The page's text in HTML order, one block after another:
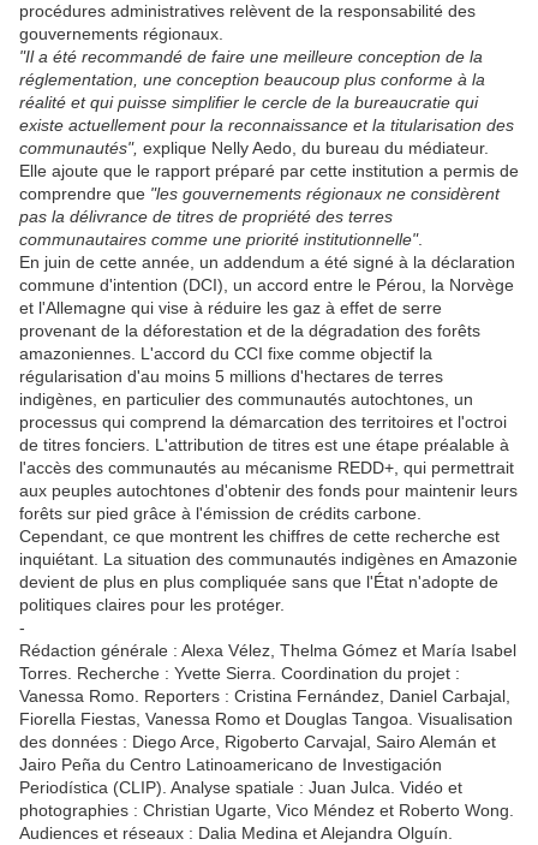
procédures administratives relèvent de la responsabilité des
gouvernements régionaux.
"Il a été recommandé de faire une meilleure conception de la
réglementation, une conception beaucoup plus conforme à la
réalité et qui puisse simplifier le cercle de la bureaucratie qui
existe actuellement pour la reconnaissance et la titularisation des
communautés", explique Nelly Aedo, du bureau du médiateur.
Elle ajoute que le rapport préparé par cette institution a permis de
comprendre que "les gouvernements régionaux ne considèrent
pas la délivrance de titres de propriété des terres
communautaires comme une priorité institutionnelle".
En juin de cette année, un addendum a été signé à la déclaration
commune d'intention (DCI), un accord entre le Pérou, la Norvège
et l'Allemagne qui vise à réduire les gaz à effet de serre
provenant de la déforestation et de la dégradation des forêts
amazoniennes. L'accord du CCI fixe comme objectif la
régularisation d'au moins 5 millions d'hectares de terres
indigènes, en particulier des communautés autochtones, un
processus qui comprend la démarcation des territoires et l'octroi
de titres fonciers. L'attribution de titres est une étape préalable à
l'accès des communautés au mécanisme REDD+, qui permettrait
aux peuples autochtones d'obtenir des fonds pour maintenir leurs
forêts sur pied grâce à l'émission de crédits carbone.
Cependant, ce que montrent les chiffres de cette recherche est
inquiétant. La situation des communautés indigènes en Amazonie
devient de plus en plus compliquée sans que l'État n'adopte de
politiques claires pour les protéger.
-
Rédaction générale : Alexa Vélez, Thelma Gómez et María Isabel
Torres. Recherche : Yvette Sierra. Coordination du projet :
Vanessa Romo. Reporters : Cristina Fernández, Daniel Carbajal,
Fiorella Fiestas, Vanessa Romo et Douglas Tangoa. Visualisation
des données : Diego Arce, Rigoberto Carvajal, Sairo Alemán et
Jairo Peña du Centro Latinoamericano de Investigación
Periodística (CLIP). Analyse spatiale : Juan Julca. Vidéo et
photographies : Christian Ugarte, Vico Méndez et Roberto Wong.
Audiences et réseaux : Dalia Medina et Alejandra Olguín.